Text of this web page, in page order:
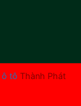
ô tô Thành Phát